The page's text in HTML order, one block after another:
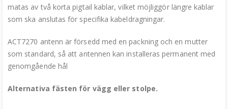
matas av två korta pigtail kablar, vilket möjliggör längre kablar
som ska anslutas för specifika kabeldragningar.
ACT7270 antenn är försedd med en packning och en mutter
som standard, så att antennen kan installeras permanent med
genomgående hål
Alternativa fästen för vägg eller stolpe.